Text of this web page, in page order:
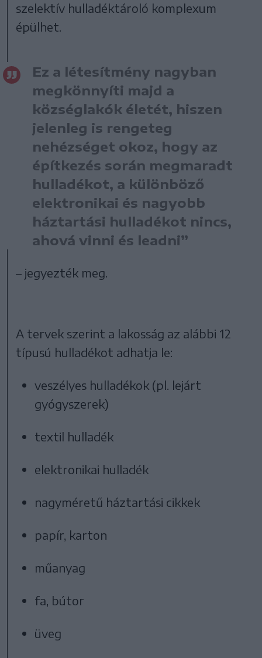
szelektív hulladéktároló komplexum
épülhet.
Ez a létesítmény nagyban
megkönnyíti majd a
községlakók életét, hiszen
jelenleg is rengeteg
nehézséget okoz, hogy az
építkezés során megmaradt
hulladékot, a különböző
elektronikai és nagyobb
háztartási hulladékot nincs,
ahová vinni és leadni”
– jegyezték meg.
A tervek szerint a lakosság az alábbi 12
típusú hulladékot adhatja le:
veszélyes hulladékok (pl. lejárt
gyógyszerek)
textil hulladék
elektronikai hulladék
nagyméretű háztartási cikkek
papír, karton
műanyag
fa, bútor
üveg